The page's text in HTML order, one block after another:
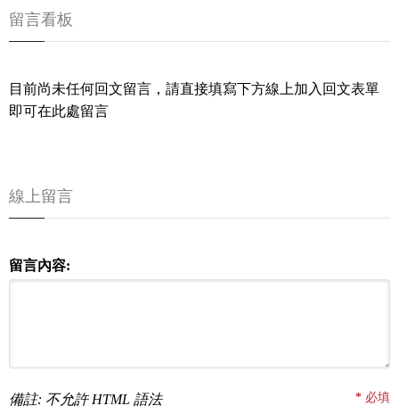
留言看板
目前尚未任何回文留言，請直接填寫下方線上加入回文表單
即可在此處留言
線上留言
留言內容:
備註: 不允許 HTML 語法 * 必填